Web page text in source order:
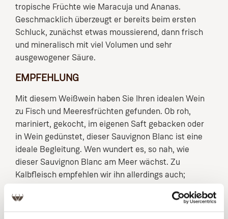
tropische Früchte wie Maracuja und Ananas.
Geschmacklich überzeugt er bereits beim ersten
Schluck, zunächst etwas moussierend, dann frisch
und mineralisch mit viel Volumen und sehr
ausgewogener Säure.
EMPFEHLUNG
Mit diesem Weißwein haben Sie Ihren idealen Wein
zu Fisch und Meeresfrüchten gefunden. Ob roh,
mariniert, gekocht, im eigenen Saft gebacken oder
in Wein gedünstet, dieser Sauvignon Blanc ist eine
ideale Begleitung. Wen wundert es, so nah, wie
dieser Sauvignon Blanc am Meer wächst. Zu
Kalbfleisch empfehlen wir ihn allerdings auch;